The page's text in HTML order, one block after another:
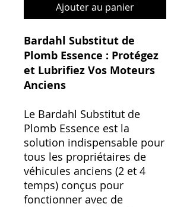
Ajouter au panier
Bardahl Substitut de
Plomb Essence : Protégez
et Lubrifiez Vos Moteurs
Anciens
Le Bardahl Substitut de
Plomb Essence est la
solution indispensable pour
tous les propriétaires de
véhicules anciens (2 et 4
temps) conçus pour
fonctionner avec de